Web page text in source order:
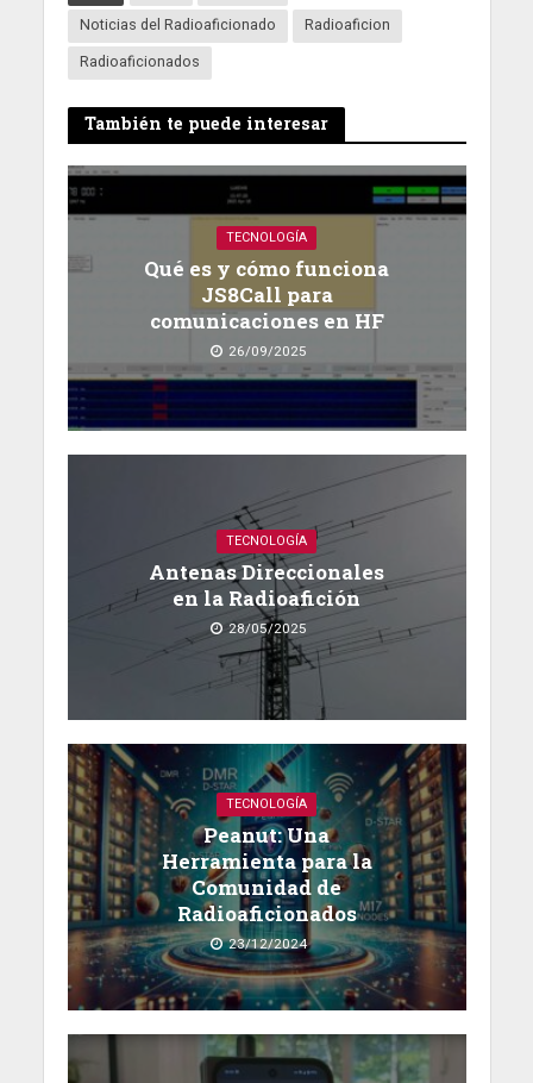
Noticias del Radioaficionado
Radioaficion
Radioaficionados
También te puede interesar
TECNOLOGÍA
Qué es y cómo funciona
JS8Call para
comunicaciones en HF
26/09/2025
TECNOLOGÍA
Antenas Direccionales
en la Radioafición
28/05/2025
TECNOLOGÍA
Peanut: Una
Herramienta para la
Comunidad de
Radioaficionados
23/12/2024